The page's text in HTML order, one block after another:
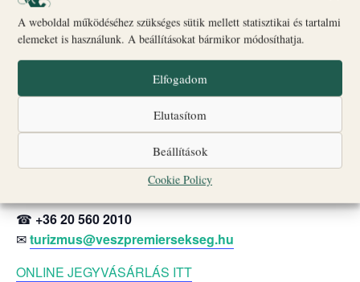
A weboldal működéséhez szükséges sütik mellett statisztikai és tartalmi
elemeket is használunk. A beállításokat bármikor módosíthatja.
Elfogadom
Elutasítom
Beállítások
Cookie Policy
🎟Jegyvásárlásés információ: a Biró–Giczey Ház
ajándékboltjában
Csoportlétszám: legfeljebb 25 fő
A programok egyes időpontokban liturgikus események
vagy egyéb rendezvények miatt változhatnak.
Nagyobb létszámú vagy idegen nyelvű csoportok
számára a részvétel előzetes bejelentkezéshez kötött;
jelentkezni az alábbi elérhetőségek egyikén lehet.
☎ +36 20 560 2010
✉turizmus@veszpremiersekseg.hu
ONLINE JEGYVÁSÁRLÁS ITT